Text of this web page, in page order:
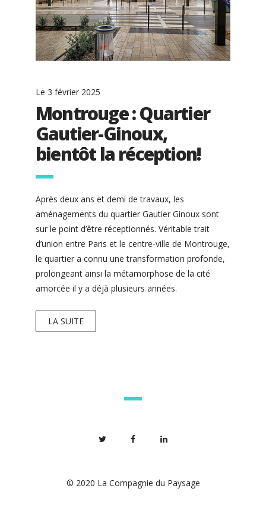
Le 3 février 2025
Montrouge : Quartier
Gautier-Ginoux,
bientôt la réception!
Après deux ans et demi de travaux, les
aménagements du quartier Gautier Ginoux sont
sur le point d’être réceptionnés. Véritable trait
d’union entre Paris et le centre-ville de Montrouge,
le quartier a connu une transformation profonde,
prolongeant ainsi la métamorphose de la cité
amorcée il y a déjà plusieurs années.
LA SUITE
© 2020 La Compagnie du Paysage